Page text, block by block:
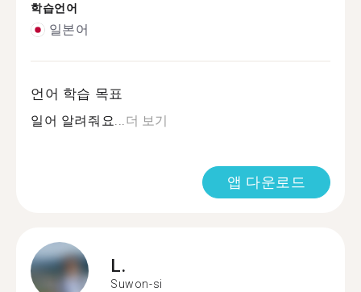
학습언어
일본어
언어 학습 목표
일어 알려줘요...더 보기
앱 다운로드
L.
Suwon-si